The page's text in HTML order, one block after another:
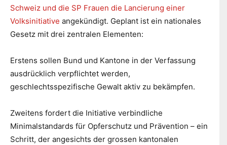
Schweiz und die SP Frauen die Lancierung einer
Volksinitiative angekündigt. Geplant ist ein nationales
Gesetz mit drei zentralen Elementen:
Erstens sollen Bund und Kantone in der Verfassung
ausdrücklich verpflichtet werden,
geschlechtsspezifische Gewalt aktiv zu bekämpfen.
Zweitens fordert die Initiative verbindliche
Minimalstandards für Opferschutz und Prävention – ein
Schritt, der angesichts der grossen kantonalen